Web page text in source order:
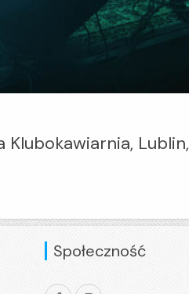
Lublin,
Społeczność